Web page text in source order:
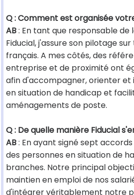
Q : Comment est organisée
AB: En tant que responsable de
Fiducial, j'assure son pilotage
français. A mes côtés, des
entreprise et de proximité ont
afin d'accompagner, orienter et
en situation de handicap et
aménagements de poste.
Q : De quelle manière Fiducial
AB: En ayant signé sept
des personnes en situation de
branches. Notre principal
maintien en emploi de nos
d'intégrer véritablement notre